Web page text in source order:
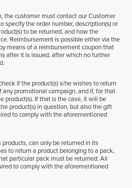
the customer must contact our Customer
specify the order number, description(s) or
to be returned, and how the
Reimbursement is possible either via the
means of a reimbursement coupon that
after it is issued, after which no further
if the product(s) s/he wishes to return
promotional campaign, and if, for that
product(s). If that is the case, it will be
product(s) in question, but also the gift
to comply with the aforementioned
can only be returned in its
to return a product belonging to a pack,
particular pack must be returned. All
to comply with the aforementioned